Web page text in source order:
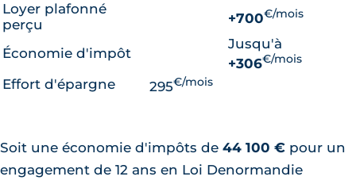
Loyer plafonné
perçu
+700€/mois
Économie d'impôt
Jusqu'à
+306€/mois
Effort d'épargne 295€/mois
Soit une économie d'impôts de 44 100 € pour un
engagement de 12 ans en Loi Denormandie